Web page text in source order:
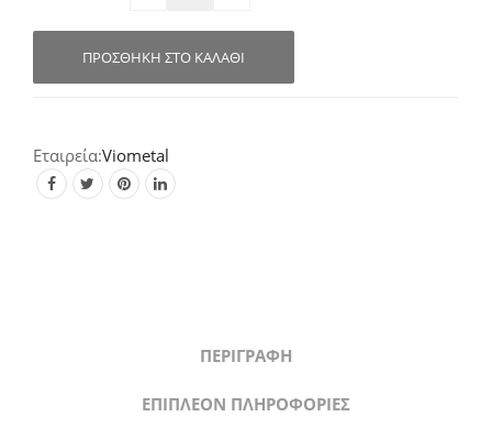
Χώρου
ΠΡΟΣΘΉΚΗ ΣΤΟ ΚΑΛΆΘΙ
Viometal
ΠΕΡΙΓΡΑΦΉ
ΕΠΙΠΛΈΟΝ ΠΛΗΡΟΦΟΡΊΕΣ